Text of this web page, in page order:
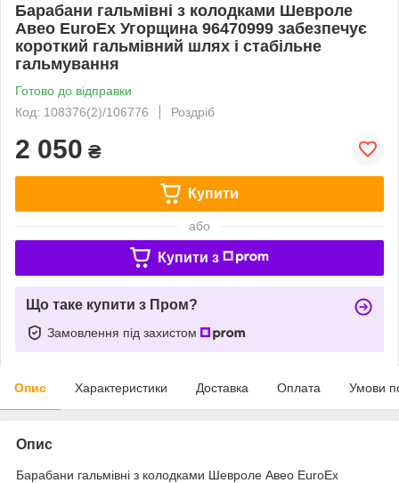
Барабани гальмівні з колодками Шевроле
Авео EuroEx Угорщина 96470999 забезпечує
короткий гальмівний шлях і стабільне
гальмування
Готово до відправки
Код: 108376(2)/106776
Роздріб
2 050 ₴
Купити
або
Купити з
Що таке купити з Пром?
Замовлення під захистом
Опис Характеристики Доставка Оплата Умови
Опис
Барабани гальмівні з колодками Шевроле Авео EuroEx